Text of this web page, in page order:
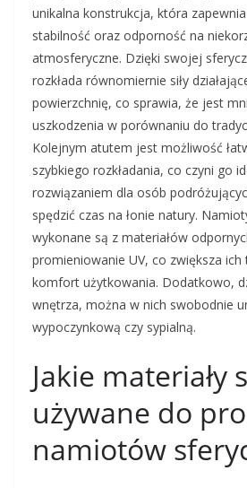
unikalna konstrukcja, która
stabilność oraz odporność na
atmosferyczne. Dzięki swojej
rozkłada równomiernie siły
powierzchnię, co sprawia, że jest
uszkodzenia w porównaniu do
Kolejnym atutem jest możliwość
szybkiego rozkładania, co czyni go
rozwiązaniem dla osób
spędzić czas na łonie natury.
wykonane są z materiałów
promieniowanie UV, co zwiększa ich
komfort użytkowania. Dodatkowo,
wnętrza, można w nich swobodnie
wypoczynkową czy sypialną.
Jakie materiały
używane do
namiotów